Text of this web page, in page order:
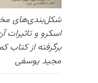
شکل‌بندی‌های
اسکرو و تاثیرات
برگرفته از
مجید یوسفی